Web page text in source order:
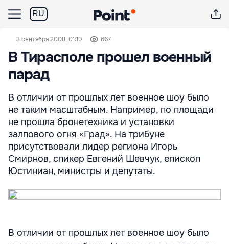
RU
3 сентября 2008, 01:19 667
В Тирасполе прошел военный
парад
В отличии от прошлых лет военное шоу было
не таким масштабным. Например, по площади
не прошла бронетехника и установки
залпового огня «Град». На трибуне
присутствовали лидер региона Игорь
Смирнов, спикер Евгений Шевчук, епископ
Юстиниан, министры и депутаты.
В отличии от прошлых лет военное шоу было